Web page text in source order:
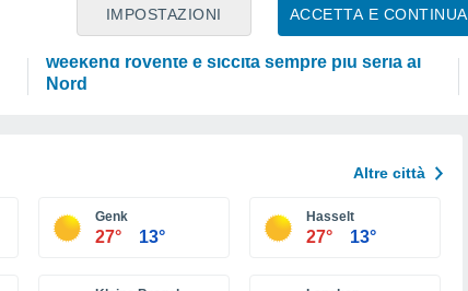
ACCETTA E CONTINUA
IMPOSTAZIONI
PREVISIONI
Meteo Italia, caldo africano fino a Ferragosto:
weekend rovente e siccità sempre più seria al
Nord
Altre città
Genk
27° 13°
Hasselt
27° 13°